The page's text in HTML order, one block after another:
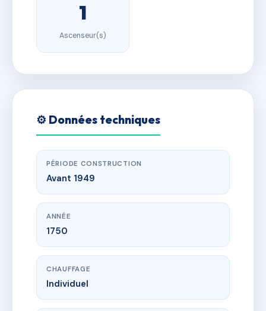
1
Ascenseur(s)
⚙️ Données techniques
PÉRIODE CONSTRUCTION
Avant 1949
ANNÉE
1750
CHAUFFAGE
Individuel